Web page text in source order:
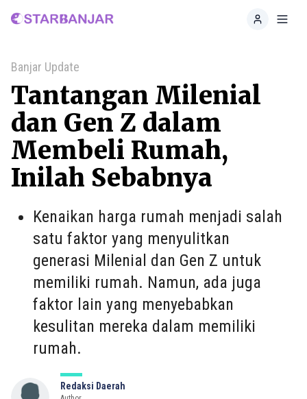
Home
Banjar Update
Tantangan Milenial
dan Gen Z dalam
Membeli Rumah,
Inilah Sebabnya
Kenaikan harga rumah menjadi salah
satu faktor yang menyulitkan
generasi Milenial dan Gen Z untuk
memiliki rumah. Namun, ada juga
faktor lain yang menyebabkan
kesulitan mereka dalam memiliki
rumah.
Redaksi Daerah